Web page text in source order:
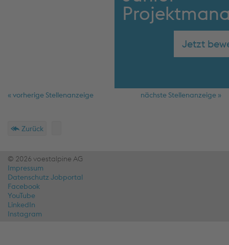
Jetzt
« vorherige Stellenanzeige nächste Stellenanzeige »
Fußzeile
Zurück
© 2026 voestalpine AG
Impressum
Datenschutz Jobportal
Facebook
YouTube
LinkedIn
Instagram